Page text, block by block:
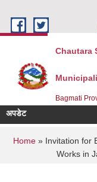
Chautara
Bagmati
अपडेट
You are
Home» Invitation for
Works in